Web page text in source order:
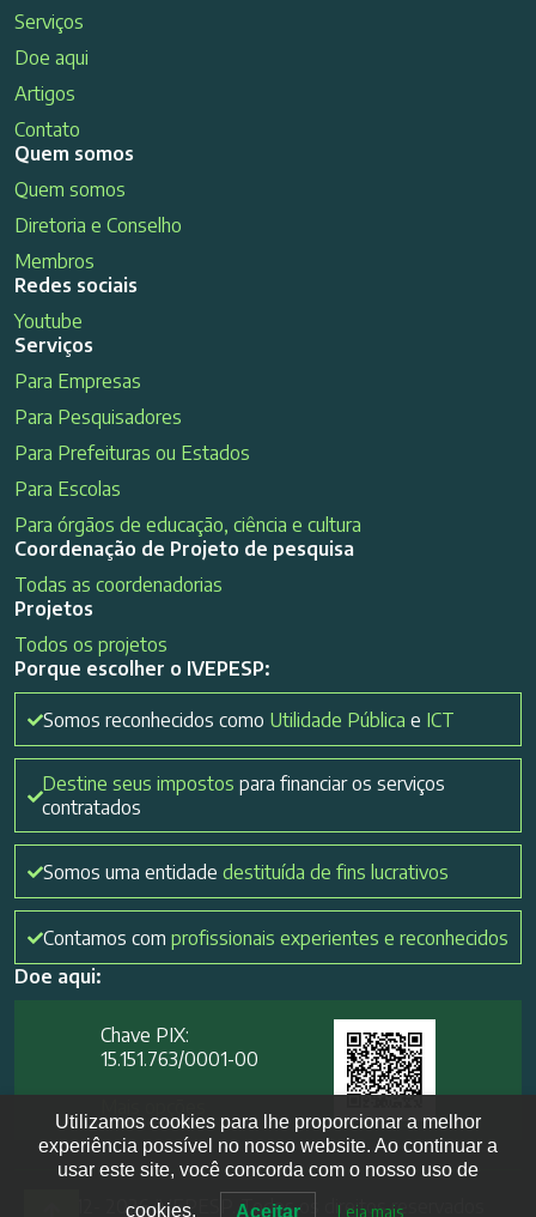
Serviços
Doe aqui
Artigos
Contato
Quem somos
Quem somos
Diretoria e Conselho
Membros
Redes sociais
Youtube
Serviços
Para Empresas
Para Pesquisadores
Para Prefeituras ou Estados
Para Escolas
Para órgãos de educação, ciência e cultura
Coordenação de Projeto de pesquisa
Todas as coordenadorias
Projetos
Todos os projetos
Porque escolher o IVEPESP:
Somos reconhecidos como Utilidade Pública e ICT
Destine seus impostos para financiar os serviços
contratados
Somos uma entidade destituída de fins lucrativos
Contamos com profissionais experientes e reconhecidos
Doe aqui:
Chave PIX:
15.151.763/0001-00​
2012- 2026 IVEPESP. Todos os direitos reservados
Utilizamos cookies para lhe proporcionar a melhor
experiência possível no nosso website. Ao continuar a
usar este site, você concorda com o nosso uso de
cookies. Aceitar Leia mais